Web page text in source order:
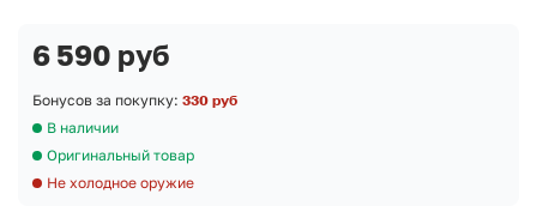
6 590 руб
Бонусов за покупку: 330 руб
В наличии
Оригинальный товар
Не холодное оружие